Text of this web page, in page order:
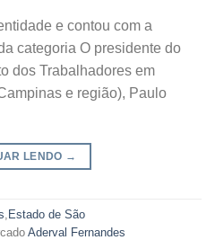
e contou com a
categoria O presidente do
dos Trabalhadores em
e região), Paulo
LENDO →
Estado de São
Aderval Fernandes